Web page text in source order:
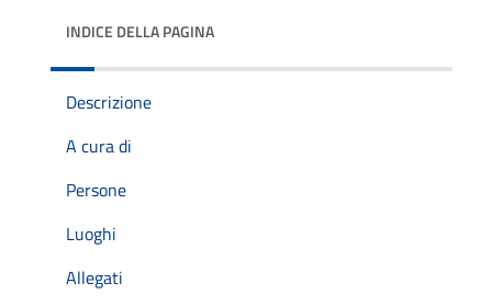
INDICE DELLA PAGINA
Descrizione
A cura di
Persone
Luoghi
Allegati